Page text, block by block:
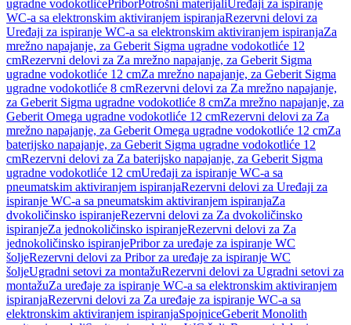
ugradne vodokotlićePriborPotrošni materijaliUređaji za ispiranje
WC-a sa elektronskim aktiviranjem ispiranjaRezervni delovi za
Uređaji za ispiranje WC-a sa elektronskim aktiviranjem ispiranjaZa
mrežno napajanje, za Geberit Sigma ugradne vodokotliće 12
cmRezervni delovi za Za mrežno napajanje, za Geberit Sigma
ugradne vodokotliće 12 cmZa mrežno napajanje, za Geberit Sigma
ugradne vodokotliće 8 cmRezervni delovi za Za mrežno napajanje,
za Geberit Sigma ugradne vodokotliće 8 cmZa mrežno napajanje, za
Geberit Omega ugradne vodokotliće 12 cmRezervni delovi za Za
mrežno napajanje, za Geberit Omega ugradne vodokotliće 12 cmZa
baterijsko napajanje, za Geberit Sigma ugradne vodokotliće 12
cmRezervni delovi za Za baterijsko napajanje, za Geberit Sigma
ugradne vodokotliće 12 cmUređaji za ispiranje WC-a sa
pneumatskim aktiviranjem ispiranjaRezervni delovi za Uređaji za
ispiranje WC-a sa pneumatskim aktiviranjem ispiranjaZa
dvokoličinsko ispiranjeRezervni delovi za Za dvokoličinsko
ispiranjeZa jednokoličinsko ispiranjeRezervni delovi za Za
jednokoličinsko ispiranjePribor za uređaje za ispiranje WC
šoljeRezervni delovi za Pribor za uređaje za ispiranje WC
šoljeUgradni setovi za montažuRezervni delovi za Ugradni setovi za
montažuZa uređaje za ispiranje WC-a sa elektronskim aktiviranjem
ispiranjaRezervni delovi za Za uređaje za ispiranje WC-a sa
elektronskim aktiviranjem ispiranjaSpojniceGeberit Monolith